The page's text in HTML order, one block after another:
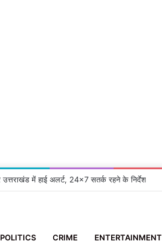
उत्तराखंड में हाई अलर्ट, 24×7 सतर्क रहने के निर्देश
POLITICS CRIME ENTERTAINMENT